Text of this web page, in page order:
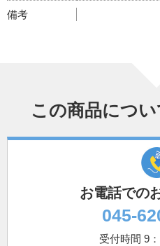
備考
この商品につ
お電話での
045-
受付時間 9